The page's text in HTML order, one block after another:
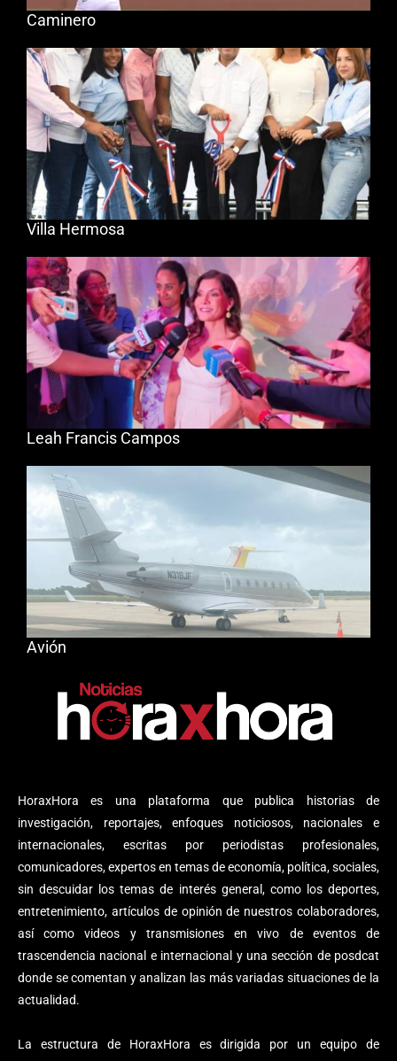
HoraxHora es una plataforma que publica historias de
investigación, reportajes, enfoques noticiosos, nacionales e
internacionales, escritas por periodistas profesionales,
comunicadores, expertos en temas de economía, política, sociales,
sin descuidar los temas de interés general, como los deportes,
entretenimiento, artículos de opinión de nuestros colaboradores,
así como videos y transmisiones en vivo de eventos de
trascendencia nacional e internacional y una sección de posdcat
donde se comentan y analizan las más variadas situaciones de la
actualidad.
La estructura de HoraxHora es dirigida por un equipo de
Caminero
Villa Hermosa
Leah Francis Campos
Avión